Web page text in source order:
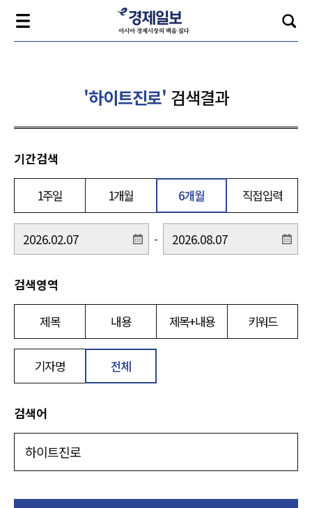
'하이트진로' 검색결과
기간검색
1주일 1개월 6개월 직접입력
-
검색영역
제목 내용 제목+내용 키워드
기자명 전체
검색어